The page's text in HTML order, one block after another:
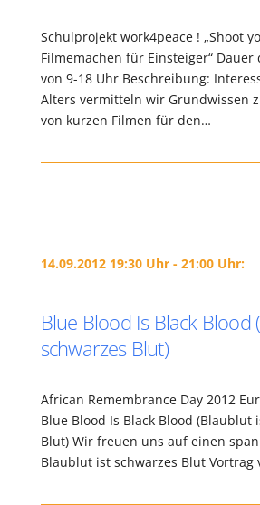
Schulprojekt work4peace ! „Shoot
Filmemachen für Einsteiger“ Dauer
von 9-18 Uhr Beschreibung:
Alters vermitteln wir Grundwissen
von kurzen Filmen für den…
14.09.2012 19:30 Uhr - 21:00 Uhr:
Blue Blood Is Black Blood
schwarzes Blut)
African Remembrance Day 2012
Blue Blood Is Black Blood (Blaublut
Blut) Wir freuen uns auf einen
Blaublut ist schwarzes Blut